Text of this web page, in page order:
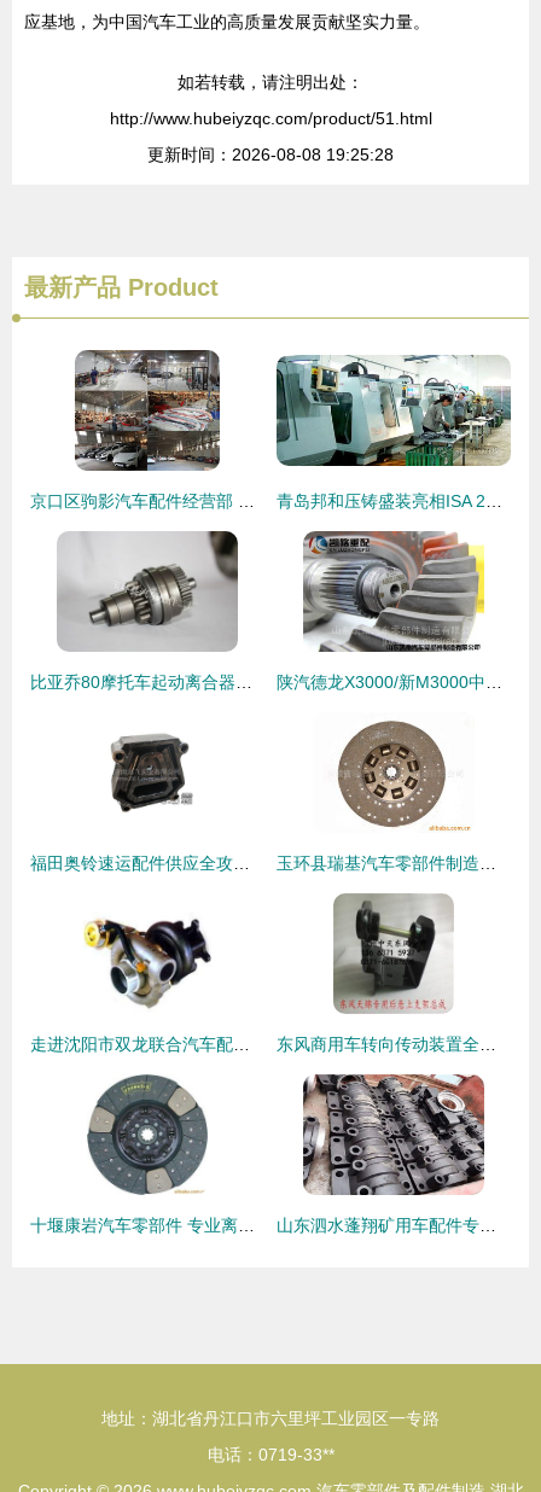
应基地，为中国汽车工业的高质量发展贡献坚实力量。
如若转载，请注明出处：
http://www.hubeiyzqc.com/product/51.html
更新时间：2026-08-08 19:25:28
最新产品 Product
地址：湖北省丹江口市六里坪工业园区一专路
电话：0719-33**